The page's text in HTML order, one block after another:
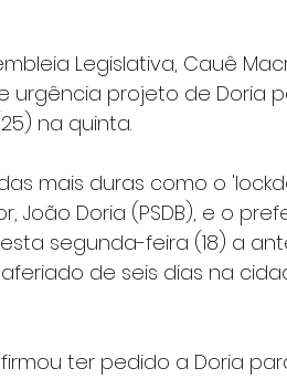
Legislativa, Cauê
urgência projeto de Doria
na quinta.
mais duras como o
João Doria (PSDB), e o
segunda-feira (18) a
de seis dias na
ter pedido a Doria